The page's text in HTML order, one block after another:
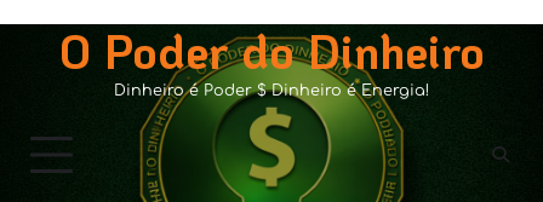
contentO Poder do Dinheiro
Dinheiro é Poder $ Dinheiro é Energia!